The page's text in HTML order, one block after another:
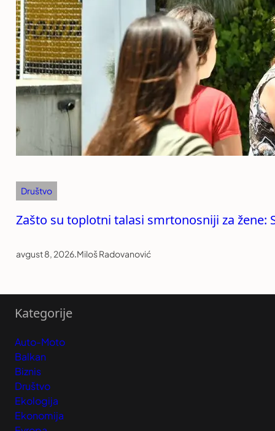
Društvo
Zašto su toplotni talasi smrtonosniji za žene:
avgust 8, 2026.Miloš Radovanović
Kategorije
Auto-Moto
Balkan
Biznis
Društvo
Ekologija
Ekonomija